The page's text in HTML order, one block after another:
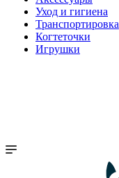
Уход и гигиена
Транспортировка
Когтеточки
Игрушки